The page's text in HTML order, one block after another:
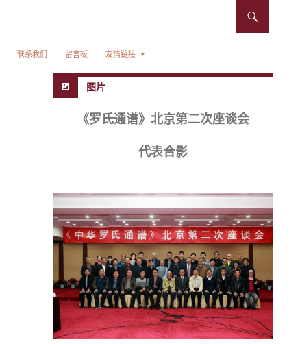
联系我们 留言板 友情链接
图片
《罗氏通谱》北京第二次座谈会
代表合影